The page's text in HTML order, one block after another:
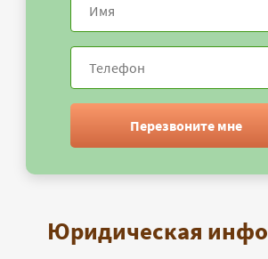
Перезвоните мне
Юридическая